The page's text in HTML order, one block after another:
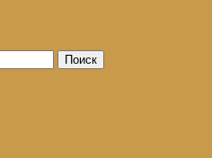
Поиск